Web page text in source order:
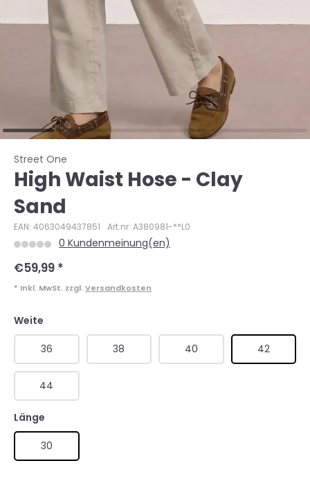
Street One
High Waist Hose - Clay
Sand
EAN: 4063049437851 Art.nr: A380981-**L0
0 Kundenmeinung(en)
€59,99 *
* Inkl. MwSt. zzgl. Versandkosten
Weite
36 38 40 42
44
Länge
30